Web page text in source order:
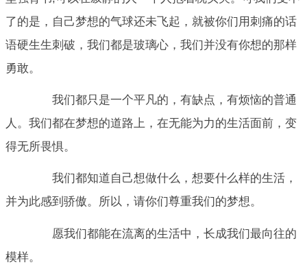
了的是，自己梦想的气球还未飞起，就被你们用刺痛的话
语硬生生刺破，我们都是玻璃心，我们并没有你想的那样
勇敢。
我们都只是一个平凡的，有缺点，有烦恼的普通
人。我们都在梦想的道路上，在无能为力的生活面前，变
得无所畏惧。
我们都知道自己想做什么，想要什么样的生活，
并为此感到骄傲。所以，请你们尊重我们的梦想。
愿我们都能在流离的生活中，长成我们最向往的
模样。